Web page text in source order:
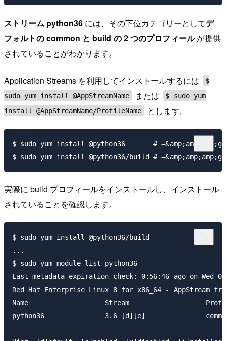
ストリーム python36 には、その下位カテゴリーとしてデ
フォルトの common と build の 2 つのプロフィールが提供
されていることがわかります。
Application Streams を利用してインストールするには
$
sudo yum install @AppStreamName
または
$ sudo yum
install @AppStreamName/ProfileName
とします。
$ sudo yum install @python36       # =&amp;amp;amp;gt;
実際に build プロフィールをインストールし、インストール
されていることを確認します。
$ sudo yum install @python36/build
...
$ sudo yum module list python36
Last metadata expiration check: 0:56:46 ago on Wed 08
Red Hat Enterprise Linux 8 for x86_64 - AppStream
Name                   Stream
python36               3.6 [d][e]